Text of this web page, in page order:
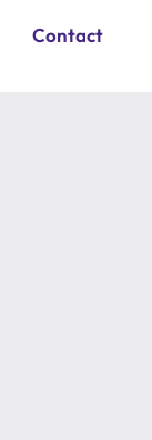
Contact